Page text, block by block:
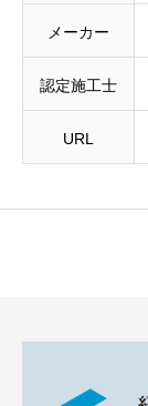
メーカー
認定施工士
URL